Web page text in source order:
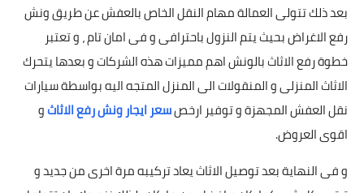
بعد ذلك تتولى العمالة مهام النقل الخاص بالعفش عن طريق ونش
رفع الاغراض بحيث يتم النزول باحترافى و فى امان تام ، و تعتبر
خطوة رفع الاثاث بالونش اهم مميزات هذه الشركات و بعدها يتحرك
الاثاث المنزلى و المنقولات الى المنزل المتجه اليه بواسطة سيارات
نقل العفش المجهزة و توفير ارخصسعر ايجار ونش رفع الاثاثو
اقوى العروض.
و فى النهاية بعد توصيل الاثاث يعاد تركيبه مرة اخرى من جديد و